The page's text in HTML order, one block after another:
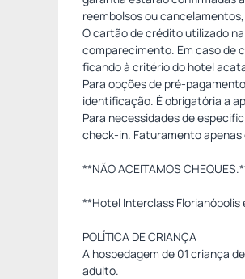
reembolsos ou
O cartão de crédito utilizado
comparecimento. Em caso de
ficando à critério do hotel
Para opções de pré-
identificação. É obrigatória a
Para necessidades de
check-in. Faturamento
**NÃO ACEITAMOS
**Hotel Interclass Florianópolis
POLÍTICA DE CRIANÇA
A hospedagem de 01 criança
adulto.